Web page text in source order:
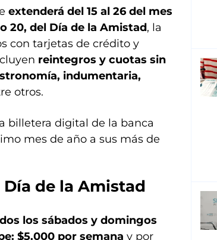
extenderá del 15 al 26 del mes
20, del Día de la Amistad, la
con tarjetas de crédito y
reintegros y cuotas sin
indumentaria,
otros.
billetera digital de la banca
mes de año a sus más de
de la Amistad
los sábados y domingos
$5.000 por semana y por